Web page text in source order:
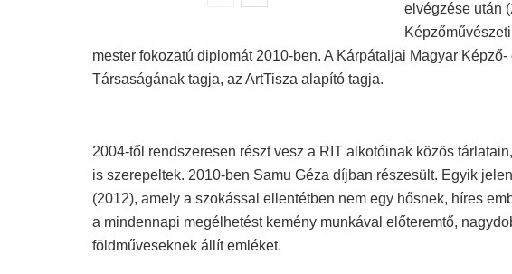
elvégzése után
mester fokozatú diplomát 2010-ben. A Kárpátaljai Magyar
Társaságának tagja, az ArtTisza alapító tagja.
2004-től rendszeresen részt vesz a RIT alkotóinak közös
is szerepeltek. 2010-ben Samu Géza díjban részesült. Egyik
(2012), amely a szokással ellentétben nem egy hősnek, híres
a mindennapi megélhetést kemény munkával előteremtő,
földműveseknek állít emléket.